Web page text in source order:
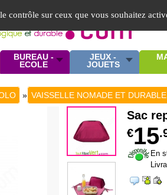
contrôle sur ceux que vous souhaitez
BUREAU -
ECOLE
JEUX -
JOUETS
» VAISSELLE NOMADE ET DURABLE
Sac
€15
En